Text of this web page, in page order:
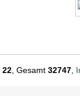
22, Gesamt 32747,